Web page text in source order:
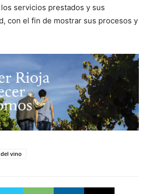
servicios prestados y sus
con el fin de mostrar sus procesos y
vino